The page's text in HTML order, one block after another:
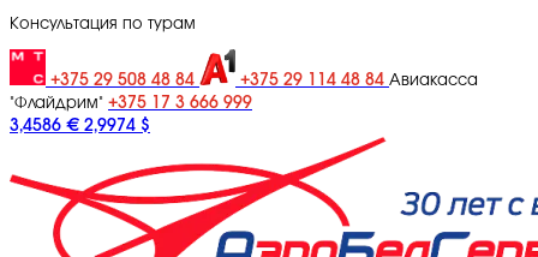
Консультация по турам
+375 29 508 48 84 +375 29 114 48 84 Авиакасса
"Флайдрим" +375 17 3 666 999
3,4586 € 2,9974 $